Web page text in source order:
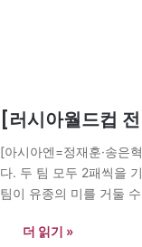
[러시아월드컵
[아시아엔=정재훈·송은
다. 두 팀 모두 2패씩을
팀이 유종의 미를 거둘
더 읽기 »